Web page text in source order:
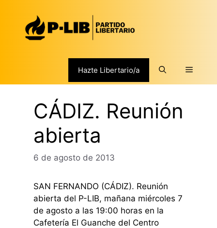
contenido
Hazte Libertario/a Menú
CÁDIZ. Reunión
abierta
6 de agosto de 2013
SAN FERNANDO (CÁDIZ). Reunión
abierta del P-LIB, mañana miércoles 7
de agosto a las 19:00 horas en la
Cafetería El Guanche del Centro